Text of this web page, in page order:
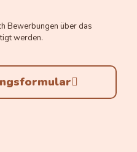
Bewerbungen über das
werden.